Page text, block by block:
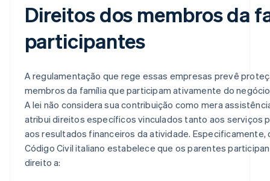
Direitos dos membros da
participantes
A regulamentação que rege essas empresas prevê
membros da família que participam ativamente do
A lei não considera sua contribuição como mera
atribui direitos específicos vinculados tanto aos serviços
aos resultados financeiros da atividade.
Código Civil italiano estabelece que os parentes
direito a: